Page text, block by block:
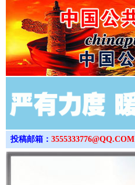
投稿邮箱： 3555333776@QQ.COM